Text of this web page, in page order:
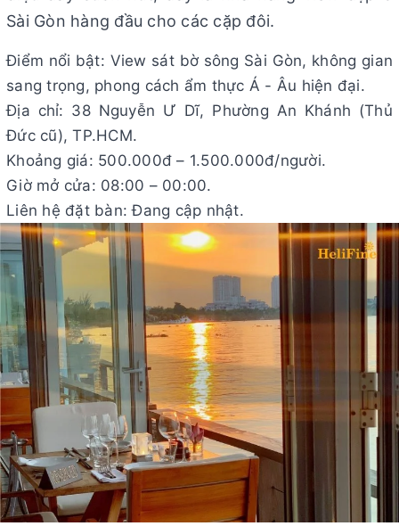
Sài Gòn hàng đầu cho các cặp đôi.
Điểm nổi bật: View sát bờ sông Sài Gòn, không gian
sang trọng, phong cách ẩm thực Á - Âu hiện đại.
Địa chỉ: 38 Nguyễn Ư Dĩ, Phường An Khánh (Thủ
Đức cũ), TP.HCM.
Khoảng giá: 500.000đ – 1.500.000đ/người.
Giờ mở cửa: 08:00 – 00:00.
Liên hệ đặt bàn: Đang cập nhật.